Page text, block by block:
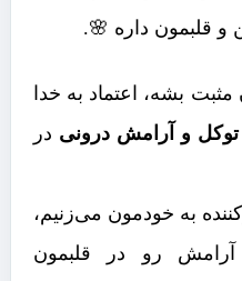
قلبمون داره 🌸.
بشه، اعتماد به خدا
توکل و آرامش درونی در
به خودمون می‌زنیم،
آرامش رو در قلبمون